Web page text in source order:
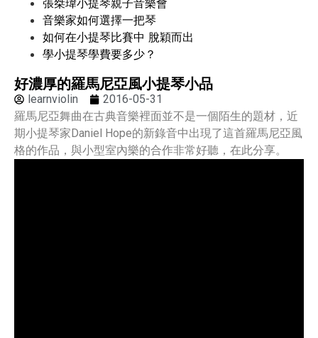
張桀瑋小提琴親子音樂會
音樂家如何選擇一把琴
如何在小提琴比賽中 脫穎而出
學小提琴學費要多少？
好濃厚的羅馬尼亞風小提琴小品
learnviolin
2016-05-31
羅馬尼亞舞曲在古典音樂裡面並不是一個陌生的題材，近
期小提琴家Daniel Hope的新錄音中出現了這首羅馬尼亞風
格的作品，與小型室內樂的合作非常好聽，在此分享。